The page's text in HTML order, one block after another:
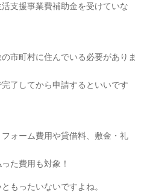
支援事業費補助金を受けていな
市町村に住んでいる必要がありま
了してから申請するといいです
ォーム費用や貸借料、敷金・礼
た費用も対象！
もったいないですよね。